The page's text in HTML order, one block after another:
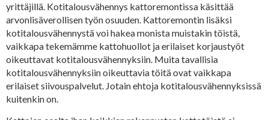
yrittäjillä. Kotitalousvähennys kattoremontissa käsittää
arvonlisäverollisen työn osuuden. Kattoremontin lisäksi
kotitalousvähennystä voi hakea monista muistakin töistä,
vaikkapa tekemämme kattohuollot ja erilaiset korjaustyöt
oikeuttavat kotitalousvähennyksiin. Muita tavallisia
kotitalousvähennyksiin oikeuttavia töitä ovat vaikkapa
erilaiset siivouspalvelut. Jotain ehtoja kotitalousvähennyksissä
kuitenkin on.